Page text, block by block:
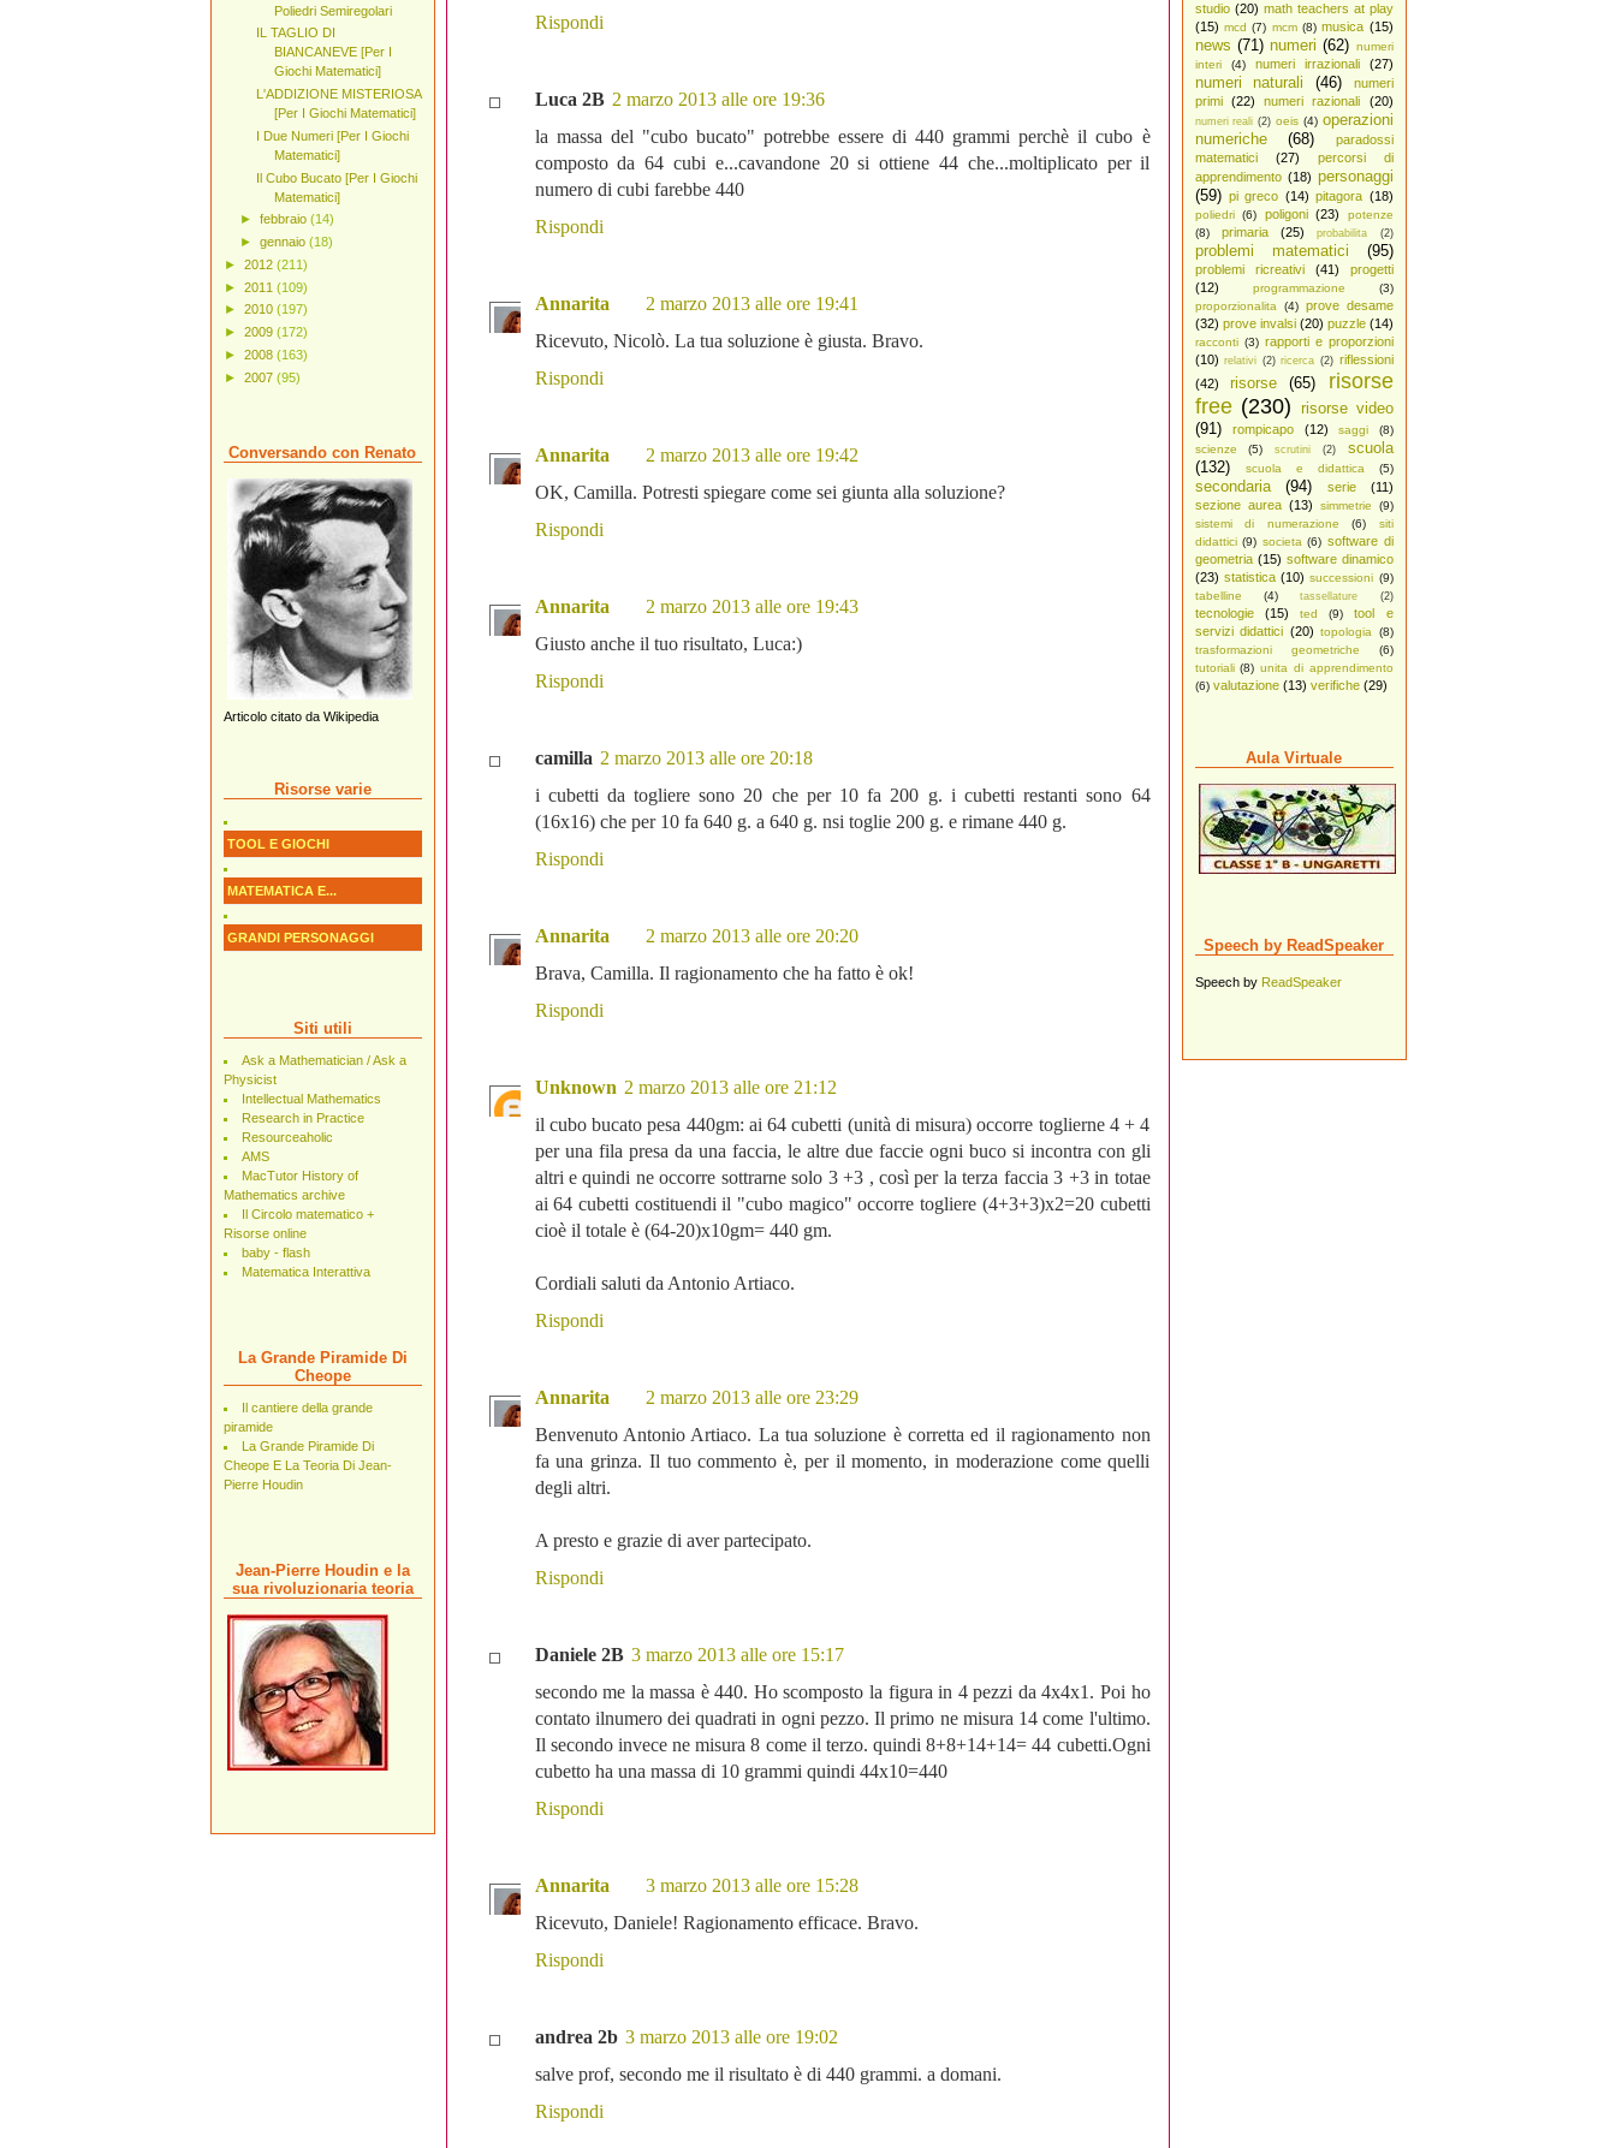
studio (20) math teachers at play
(15) mcd (7) mcm (8) musica (15)
news (71) numeri (62) numeri
interi
(4) numeri irrazionali (27)
numeri naturali (46)
numeri
primi
(22) numeri razionali (20)
numeri reali (2) oeis (4) operazioni
numeriche
(68)
paradossi
matematici
(27)
percorsi di
apprendimento (18) personaggi
(59) pi greco (14) pitagora (18)
poliedri (6) poligoni (23)
potenze
(8)
primaria (25) probabilita (2)
problemi matematici (95)
problemi ricreativi (41)
progetti
(12)
programmazione
(3)
proporzionalita
(4) prove desame
(32) prove invalsi (20) puzzle (14)
racconti (3) rapporti e proporzioni
(10) relativi (2) ricerca (2) riflessioni
(42)
risorse (65)
risorse
free (230) risorse video
(91)
rompicapo (12) saggi
(8)
scienze
(5) scrutini (2)
scuola
(132)
scuola e didattica (5)
secondaria (94) serie
(11)
sezione aurea (13) simmetrie
(9)
sistemi di numerazione
(6)
siti
didattici (9) societa (6) software di
geometria (15) software dinamico
(23) statistica (10) successioni (9)
tabelline
(4) tassellature (2)
tecnologie (15) ted (9)
tool e
servizi didattici (20) topologia
(8)
trasformazioni geometriche
(6)
tutoriali (8) unita di apprendimento
(6) valutazione (13) verifiche (29)
Aula Virtuale
Speech by ReadSpeaker
Speech by ReadSpeaker
Rispondi
Luca 2B 2 marzo 2013 alle ore 19:36
la massa del "cubo bucato" potrebbe essere di 440 grammi perchè il cubo è
composto da 64 cubi e...cavandone 20 si ottiene 44 che...moltiplicato per il
numero di cubi farebbe 440
Rispondi
Annarita
2 marzo 2013 alle ore 19:41
Ricevuto, Nicolò. La tua soluzione è giusta. Bravo.
Rispondi
Annarita
2 marzo 2013 alle ore 19:42
OK, Camilla. Potresti spiegare come sei giunta alla soluzione?
Rispondi
Annarita
2 marzo 2013 alle ore 19:43
Giusto anche il tuo risultato, Luca:)
Rispondi
camilla 2 marzo 2013 alle ore 20:18
i cubetti da togliere sono 20 che per 10 fa 200 g. i cubetti restanti sono 64
(16x16) che per 10 fa 640 g. a 640 g. nsi toglie 200 g. e rimane 440 g.
Rispondi
Annarita
2 marzo 2013 alle ore 20:20
Brava, Camilla. Il ragionamento che ha fatto è ok!
Rispondi
Unknown 2 marzo 2013 alle ore 21:12
il cubo bucato pesa 440gm: ai 64 cubetti (unità di misura) occorre toglierne 4 + 4
per una fila presa da una faccia, le altre due faccie ogni buco si incontra con gli
altri e quindi ne occorre sottrarne solo 3 +3 , così per la terza faccia 3 +3 in totae
ai 64 cubetti costituendi il "cubo magico" occorre togliere (4+3+3)x2=20 cubetti
cioè il totale è (64-20)x10gm= 440 gm.
Cordiali saluti da Antonio Artiaco.
Rispondi
Annarita
2 marzo 2013 alle ore 23:29
Benvenuto Antonio Artiaco. La tua soluzione è corretta ed il ragionamento non
fa una grinza. Il tuo commento è, per il momento, in moderazione come quelli
degli altri.
A presto e grazie di aver partecipato.
Rispondi
Daniele 2B 3 marzo 2013 alle ore 15:17
secondo me la massa è 440. Ho scomposto la figura in 4 pezzi da 4x4x1. Poi ho
contato ilnumero dei quadrati in ogni pezzo. Il primo ne misura 14 come l'ultimo.
Il secondo invece ne misura 8 come il terzo. quindi 8+8+14+14= 44 cubetti.Ogni
cubetto ha una massa di 10 grammi quindi 44x10=440
Rispondi
Annarita
3 marzo 2013 alle ore 15:28
Ricevuto, Daniele! Ragionamento efficace. Bravo.
Rispondi
andrea 2b 3 marzo 2013 alle ore 19:02
salve prof, secondo me il risultato è di 440 grammi. a domani.
Rispondi
Poliedri Semiregolari
IL TAGLIO DI
BIANCANEVE [Per I
Giochi Matematici]
L'ADDIZIONE MISTERIOSA
[Per I Giochi Matematici]
I Due Numeri [Per I Giochi
Matematici]
Il Cubo Bucato [Per I Giochi
Matematici]
► febbraio (14)
► gennaio (18)
► 2012 (211)
► 2011 (109)
► 2010 (197)
► 2009 (172)
► 2008 (163)
► 2007 (95)
Conversando con Renato
Articolo citato da Wikipedia
Risorse varie
TOOL E GIOCHI
MATEMATICA E...
GRANDI PERSONAGGI
Siti utili
Ask a Mathematician / Ask a
Physicist
Intellectual Mathematics
Research in Practice
Resourceaholic
AMS
MacTutor History of
Mathematics archive
Il Circolo matematico +
Risorse online
baby - flash
Matematica Interattiva
La Grande Piramide Di
Cheope
Il cantiere della grande
piramide
La Grande Piramide Di
Cheope E La Teoria Di Jean-
Pierre Houdin
Jean-Pierre Houdin e la
sua rivoluzionaria teoria